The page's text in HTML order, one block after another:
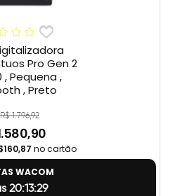
Pro Gen 2
, Pequena ,
, Preto
1.796,92
no cartão
WACOM
20:13:28